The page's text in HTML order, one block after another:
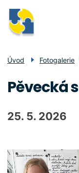
hlavnímu
Menu
navigace
ŠKOLA
DRUŽINA
POVINNÉ INFO
KONTAKTY
Úvod Fotogalerie
Pěvecká
25. 5. 2026